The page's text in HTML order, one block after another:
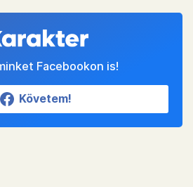
Facebookon is!
Követem!